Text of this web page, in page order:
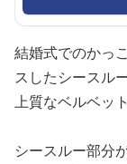
結婚式でのかっ
スしたシースル
上質なベルベッ
シースルー部分